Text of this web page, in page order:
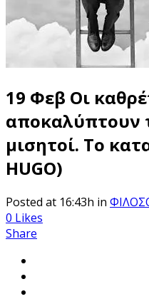
19 Φεβ Οι
αποκαλύπτουν
μισητοί. Το
HUGO)
Posted at 16:43h in
0 Likes
Share